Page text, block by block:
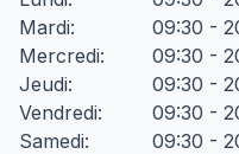
Mardi:
09:30 -
Mercredi:
09:30 -
Jeudi:
09:30 -
Vendredi:
09:30 -
Samedi: 09:30 -